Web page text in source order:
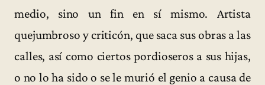
medio, sino un fin en sí mismo. Artista
quejumbroso y criticón, que saca sus obras a las
calles, así como ciertos pordioseros a sus hijas,
o no lo ha sido o se le murió el genio a causa de